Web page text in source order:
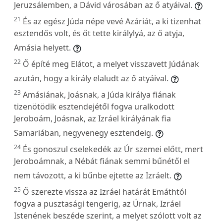
Jeruzsálemben, a Dávid városában az ő atyáival.
21 És az egész Júda népe vevé Azáriát, a ki tizenhat
esztendős volt, és őt tette királylyá, az ő atyja,
Amásia helyett.
22 Ő építé meg Elátot, a melyet visszavett Júdának
azután, hogy a király elaludt az ő atyáival.
23 Amásiának, Joásnak, a Júda királya fiának
tizenötödik esztendejétől fogva uralkodott
Jeroboám, Joásnak, az Izráel királyának fia
Samariában, negyvenegy esztendeig.
24 És gonoszul cselekedék az Úr szemei előtt, mert
Jeroboámnak, a Nébát fiának semmi bűnétől el
nem távozott, a ki bűnbe ejtette az Izráelt.
25 Ő szerezte vissza az Izráel határát Emáthtól
fogva a pusztasági tengerig, az Úrnak, Izráel
Istenének beszéde szerint, a melyet szólott volt az